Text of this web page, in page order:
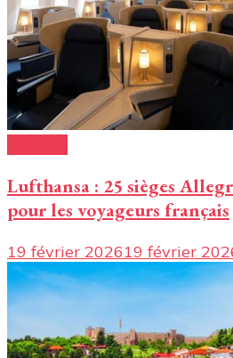
Lufthansa : 25 sièges
pour les voyageurs français
19 février 202619 février